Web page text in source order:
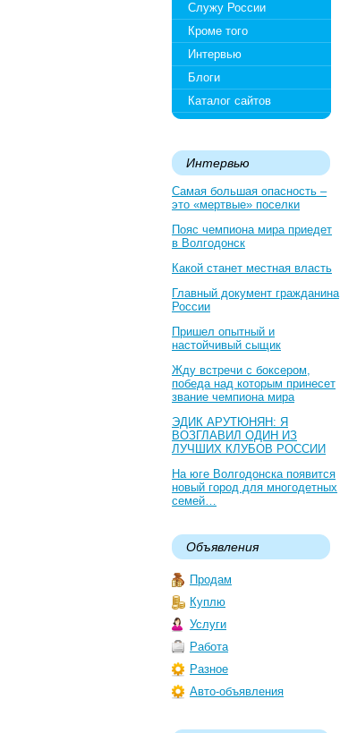
Служу России
Кроме того
Интервью
Блоги
Каталог сайтов
Интервью
Самая большая опасность –
это «мертвые» поселки
Пояс чемпиона мира приедет
в Волгодонск
Какой станет местная власть
Главный документ гражданина
России
Пришел опытный и
настойчивый сыщик
Жду встречи с боксером,
победа над которым принесет
звание чемпиона мира
ЭДИК АРУТЮНЯН: Я
ВОЗГЛАВИЛ ОДИН ИЗ
ЛУЧШИХ КЛУБОВ РОССИИ
На юге Волгодонска появится
новый город для многодетных
семей…
Объявления
Продам
Куплю
Услуги
Работа
Разное
Авто-объявления